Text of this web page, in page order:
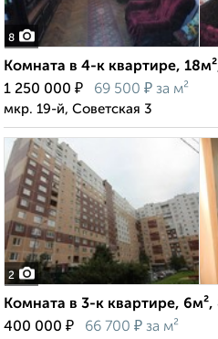
8
Комната в 4-к квартире,
1 250 000 ₽ 69 500 ₽ за м²
мкр. 19-й, Советская 3
2
Комната в 3-к квартире,
400 000 ₽ 66 700 ₽ за м²